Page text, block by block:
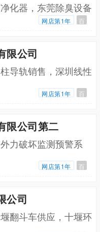
化器，东莞除臭设备
网店第1年 百
限公司
导轨销售，深圳线性
网店第1年 百
限公司第二
力破坏监测预警系
网店第1年 百
公司
翻斗车供应，十堰环